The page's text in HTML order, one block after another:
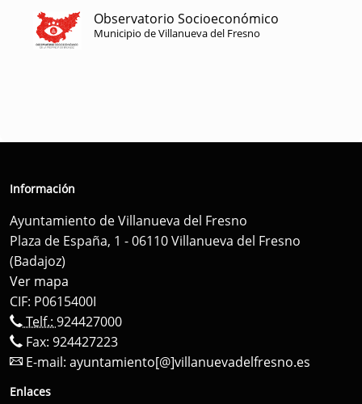
Observatorio Socioeconómico
Municipio de Villanueva del Fresno
Información
Ayuntamiento de Villanueva del Fresno
Plaza de España, 1 - 06110 Villanueva del Fresno
(Badajoz)
Ver mapa
CIF: P0615400I
Telf.: 924427000
Fax: 924427223
E-mail: ayuntamiento[@]villanuevadelfresno.es
Enlaces